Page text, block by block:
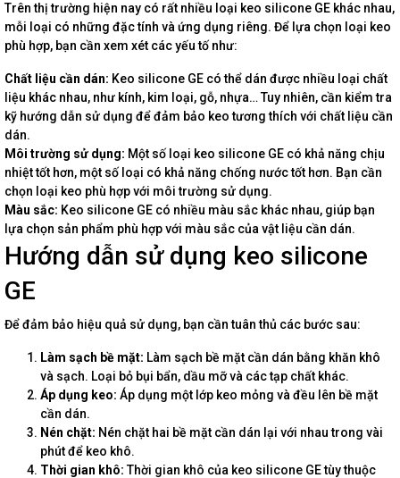
Trên thị trường hiện nay có rất nhiều loại keo silicone GE khác nhau,
mỗi loại có những đặc tính và ứng dụng riêng. Để lựa chọn loại keo
phù hợp, bạn cần xem xét các yếu tố như:
Chất liệu cần dán: Keo silicone GE có thể dán được nhiều loại chất
liệu khác nhau, như kính, kim loại, gỗ, nhựa… Tuy nhiên, cần kiểm tra
kỹ hướng dẫn sử dụng để đảm bảo keo tương thích với chất liệu cần
dán.
Môi trường sử dụng: Một số loại keo silicone GE có khả năng chịu
nhiệt tốt hơn, một số loại có khả năng chống nước tốt hơn. Bạn cần
chọn loại keo phù hợp với môi trường sử dụng.
Màu sắc: Keo silicone GE có nhiều màu sắc khác nhau, giúp bạn
lựa chọn sản phẩm phù hợp với màu sắc của vật liệu cần dán.
Hướng dẫn sử dụng keo silicone
GE
Để đảm bảo hiệu quả sử dụng, bạn cần tuân thủ các bước sau:
Làm sạch bề mặt: Làm sạch bề mặt cần dán bằng khăn khô
và sạch. Loại bỏ bụi bẩn, dầu mỡ và các tạp chất khác.
Áp dụng keo: Áp dụng một lớp keo mỏng và đều lên bề mặt
cần dán.
Nén chặt: Nén chặt hai bề mặt cần dán lại với nhau trong vài
phút để keo khô.
Thời gian khô:Thời gian khô của keo silicone GE tùy thuộc